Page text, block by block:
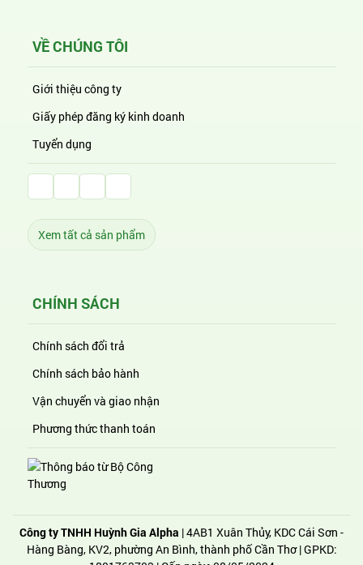
VỀ CHÚNG TÔI
Giới thiệu công ty
Giấy phép đăng ký kinh doanh
Tuyển dụng
Xem tất cả sản phẩm
CHÍNH SÁCH
Chính sách đổi trả
Chính sách bảo hành
Vận chuyển và giao nhận
Phương thức thanh toán
Công ty TNHH Huỳnh Gia Alpha | 4AB1 Xuân Thủy, KDC Cái Sơn -
Hàng Bàng, KV2, phường An Bình, thành phố Cần Thơ | GPKD: